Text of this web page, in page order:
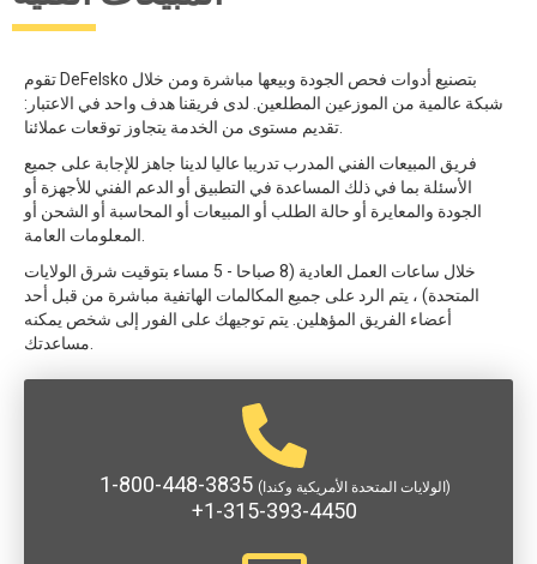
تقوم DeFelsko بتصنيع أدوات فحص الجودة وبيعها مباشرة ومن خلال
شبكة عالمية من الموزعين المطلعين. لدى فريقنا هدف واحد في الاعتبار:
فريق المبيعات الفني المدرب تدريبا عاليا لدينا جاهز للإجابة على جميع
الأسئلة بما في ذلك المساعدة في التطبيق أو الدعم الفني للأجهزة أو
الجودة والمعايرة أو حالة الطلب أو المبيعات أو المحاسبة أو الشحن أو
خلال ساعات العمل العادية (8 صباحا - 5 مساء بتوقيت شرق الولايات
المتحدة) ، يتم الرد على جميع المكالمات الهاتفية مباشرة من قبل أحد
أعضاء الفريق المؤهلين. يتم توجيهك على الفور إلى شخص يمكنه
1-800-448-3835 (الولايات المتحدة الأمريكية وكندا)
+1-315-393-4450